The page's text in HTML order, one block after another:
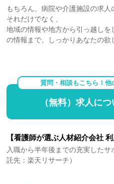
もちろん、病院や介護施設の求人
それだけでなく、
地域の情報や地方から引っ越し
の情報まで、しっかりあなたの欲
質問・相談もこちら！他
（無料）求人に
【看護師が選ぶ人材紹介会社
入職から半年後までの充実した
託先：楽天リサーチ）